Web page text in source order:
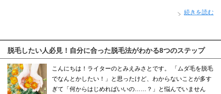
続きを読む
脱毛したい人必見！自分に合った脱毛法がわかる8つのステップ
こんにちは！ライターのとみえみさとです。 「ムダ毛を脱毛
でなんとかしたい！」と思ったけど、わからないことが多す
ぎて「何からはじめればいいの……？」と悩んでいません